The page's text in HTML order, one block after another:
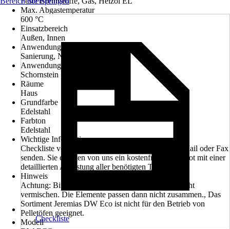
Max. Abgastemperatur
600 °C
Einsatzbereich
Außen, Innen
Anwendung
Sanierung, Neubau
Anwendungsbereich
Schornstein
Räume
Haus
Grundfarbe
Edelstahl
Farbton
Edelstahl
Wichtige Information
Checkliste vollständig ausfüllen und an uns per E-Mail oder Fax
senden. Sie erhalten von uns ein kostenfreies Angebot mit einer
detaillierten Auflistung aller benötigten Teile
Hinweis
Achtung: Bitte die Systeme Vision, Eco und FU nicht
vermischen. Die Elemente passen dann nicht zusammen., Das
Sortiment Jeremias DW Eco ist nicht für den Betrieb von
Pelletöfen geeignet.
ModellCheckliste